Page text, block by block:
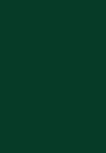
AI endrer
kan gjøre, og
og kommuniserer.
din, men
kan oppleve hva